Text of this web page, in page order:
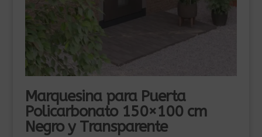
Marquesina para Puerta
Policarbonato 150×100 cm
Negro y Transparente